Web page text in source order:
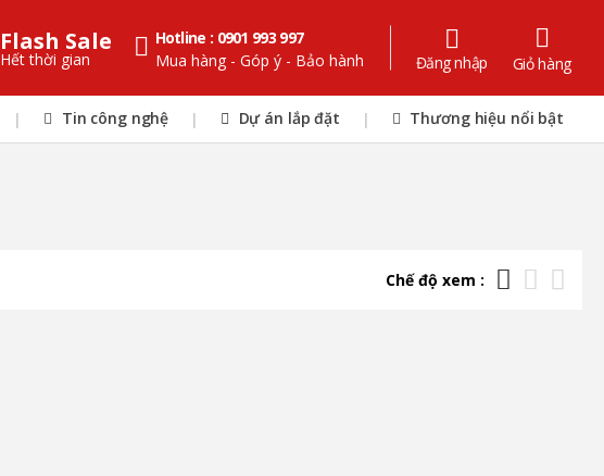
Flash Sale
Hết thời gian
Hotline : 0901 993 997
Mua hàng - Góp ý - Bảo hành
Đăng nhập Giỏ hàng
| Tin công nghệ | Dự án lắp đặt | Thương hiệu nổi bật
Chế độ xem :